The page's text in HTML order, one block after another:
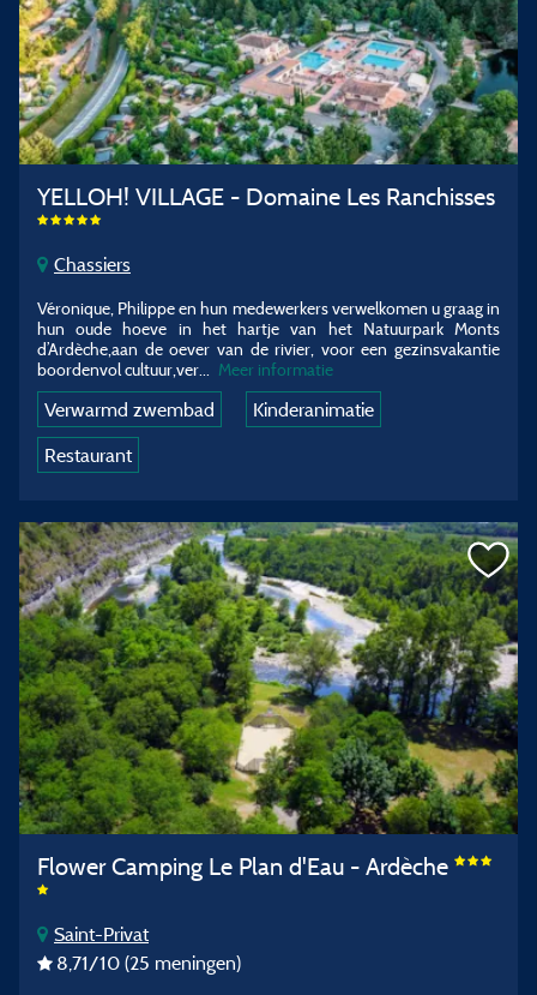
YELLOH! VILLAGE - Domaine Les Ranchisses
Chassiers
Véronique, Philippe en hun medewerkers verwelkomen u graag in
hun oude hoeve in het hartje van het Natuurpark Monts
d’Ardèche,aan de oever van de rivier, voor een gezinsvakantie
boordenvol cultuur,ver...
Meer informatie
Verwarmd zwembad
Kinderanimatie
Restaurant
Flower Camping Le Plan d'Eau - Ardèche
Saint-Privat
8,71/10 (25 meningen)